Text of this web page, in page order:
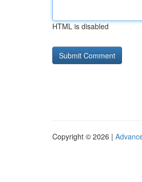
HTML is disabled
Copyright © 2026 |